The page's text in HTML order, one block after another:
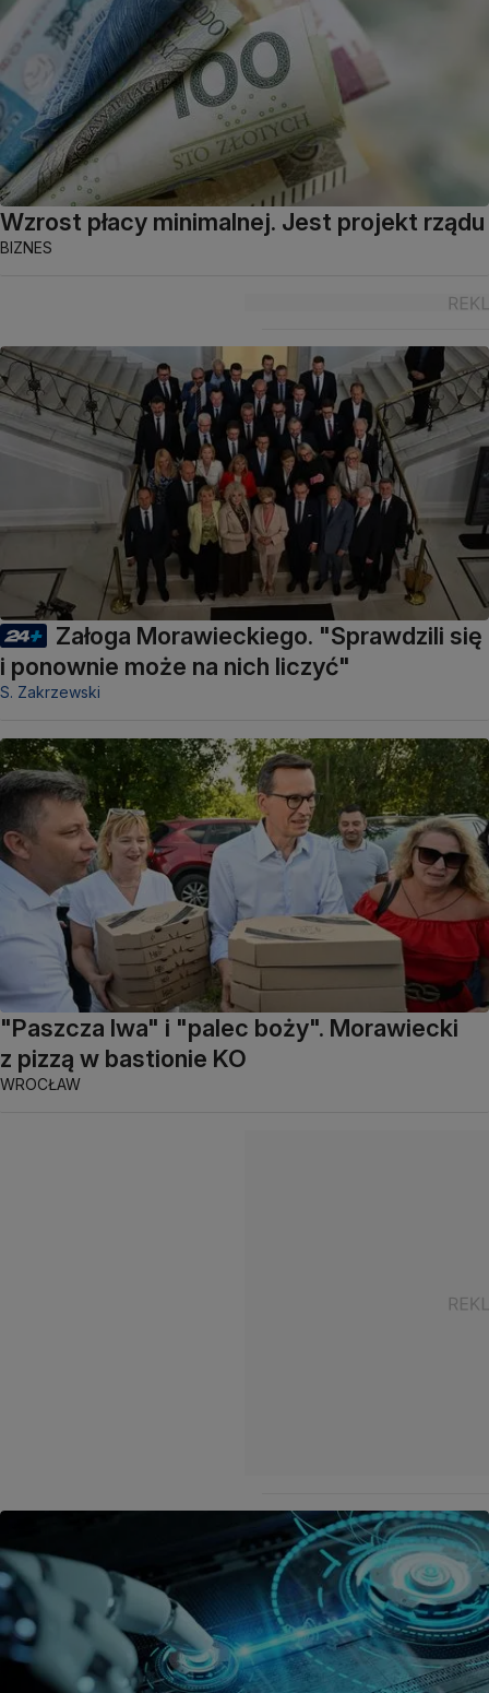
Wzrost płacy minimalnej. Jest projekt rządu
BIZNES
Załoga Morawieckiego. "Sprawdzili się
i ponownie może na nich liczyć"
S. Zakrzewski
"Paszcza lwa" i "palec boży". Morawiecki
z pizzą w bastionie KO
WROCŁAW